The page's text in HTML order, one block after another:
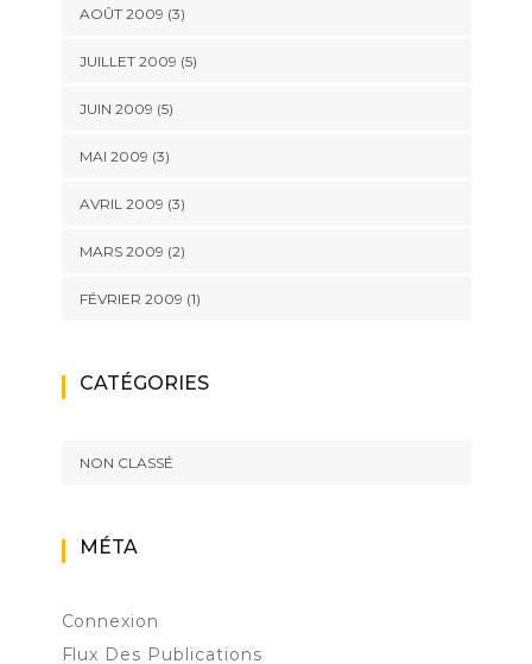
AOÛT 2009 (3)
JUILLET 2009 (5)
JUIN 2009 (5)
MAI 2009 (3)
AVRIL 2009 (3)
MARS 2009 (2)
FÉVRIER 2009 (1)
CATÉGORIES
NON CLASSÉ
MÉTA
Connexion
Flux Des Publications